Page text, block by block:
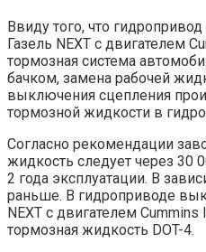
Ввиду того, что
Газель NEXT с двигателем
тормозная система
бачком, замена рабочей
выключения сцепления
тормозной жидкости в
Согласно рекомендации
жидкость следует через 30
2 года эксплуатации. В
раньше. В гидроприводе
NEXT с двигателем Cummins
тормозная жидкость DOT-4.